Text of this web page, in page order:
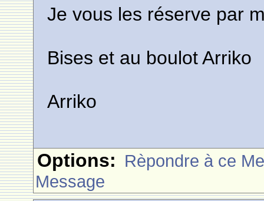
Je vous les réserve par
Bises et au boulot Arriko
Arriko
Options: Rèpondre à ce
Message